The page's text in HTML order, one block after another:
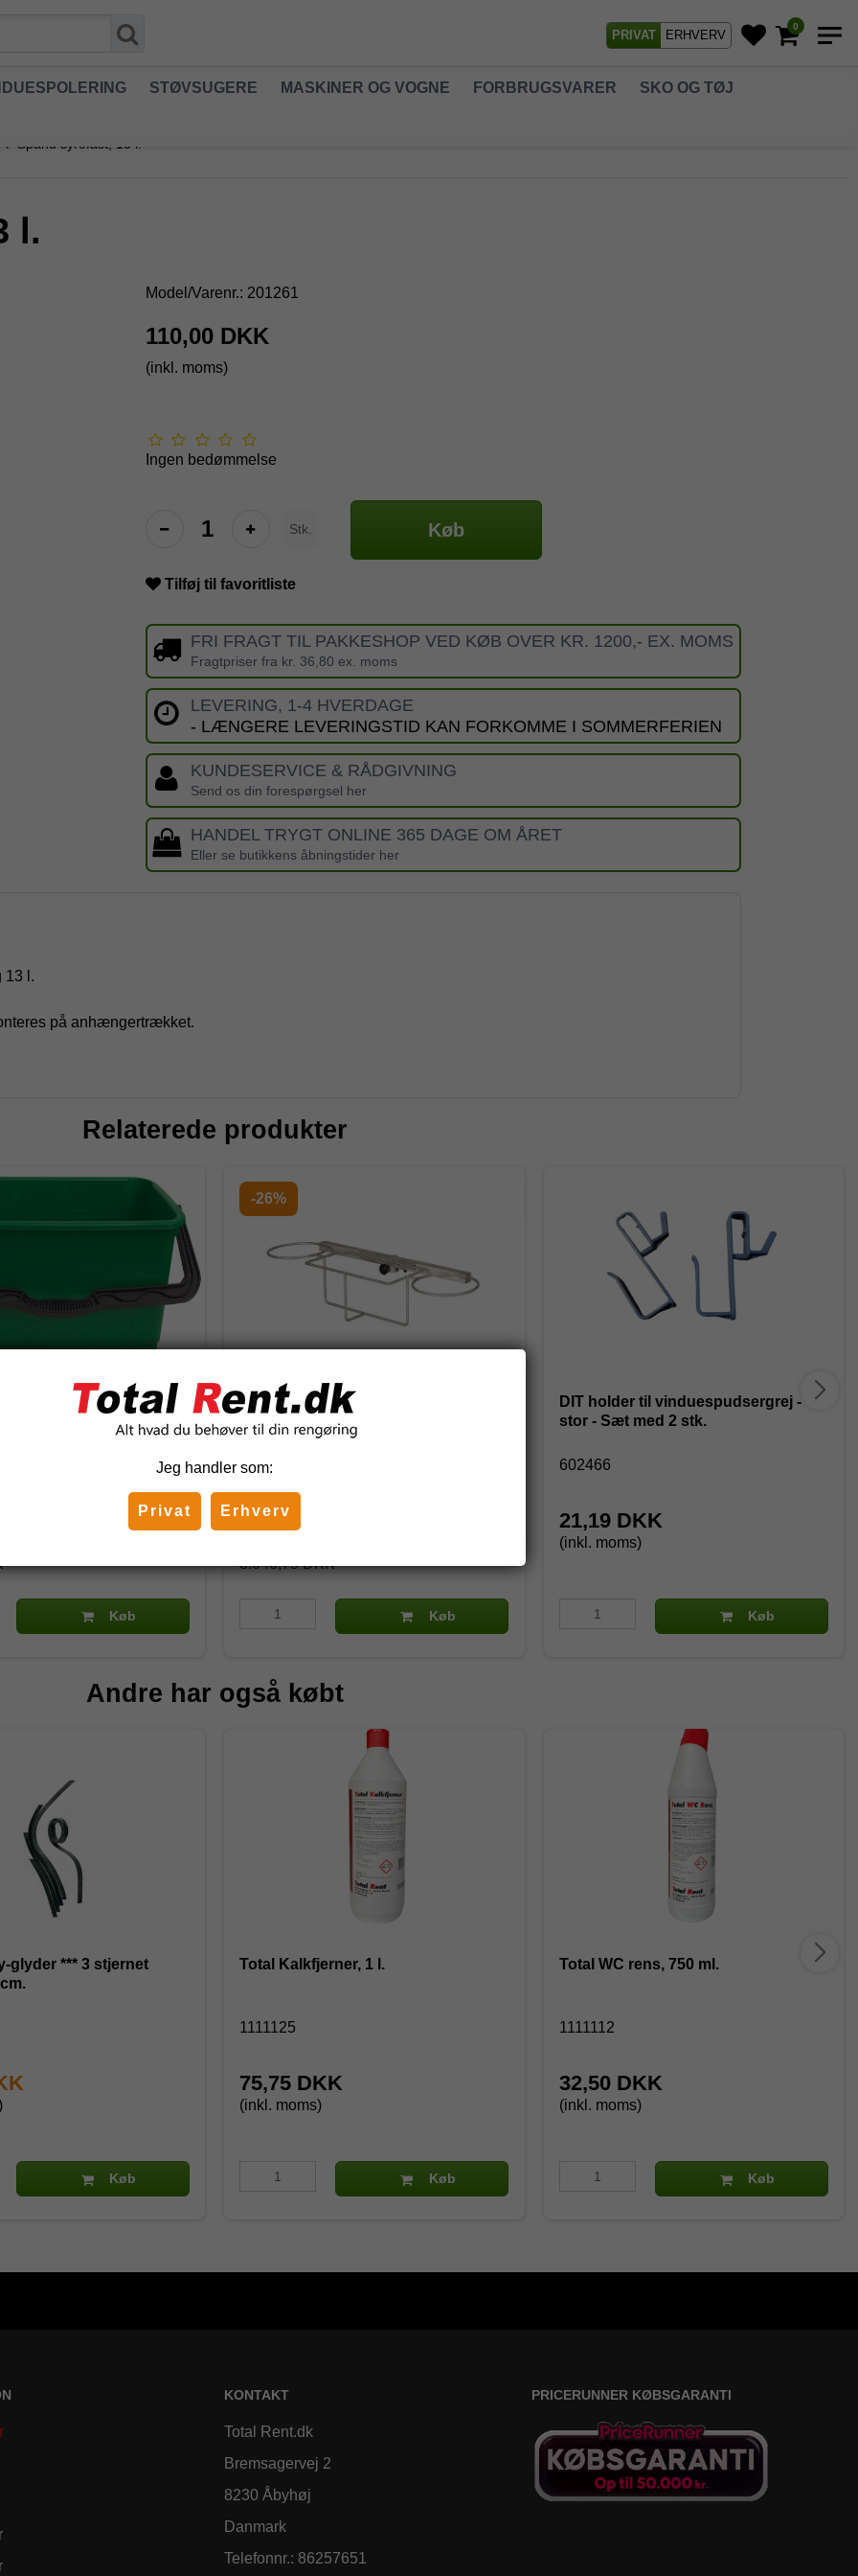
PRIVAT ERHVERV
0
STØVSUGERE MASKINER OG VOGNE FORBRUGSVARER SKO OG TØJ
/ Spand syrefast, 13 l.
l.
Model/Varenr.: 201261
110,00 DKK
(inkl. moms)
Ingen bedømmelse
Stk. Køb
Tilføj til favoritliste
FRI FRAGT TIL PAKKESHOP VED KØB OVER KR. 1200,- EX. MOMS
Fragtpriser fra kr. 36,80 ex. moms
LEVERING, 1-4 HVERDAGE
- LÆNGERE LEVERINGSTID KAN FORKOMME I SOMMERFERIEN
KUNDESERVICE & RÅDGIVNING
Send os din forespørgsel her
HANDEL TRYGT ONLINE 365 DAGE OM ÅRET
Eller se butikkens åbningstider her
13 l.
på anhængertrækket.
Relaterede produkter
grøn, 28 l.
Køb
-26%
Spandeholder til bil 2 runde + 1
firkantet
53081
3.046,75 DKK
2.248,75 DKK
Køb
DIT holder til vinduespudsergrej -
stor - Sæt med 2 stk.
602466
21,19 DKK
(inkl. moms)
Køb
Andre har også købt
*** 3 stjernet
Køb
Total Kalkfjerner, 1 l.
1111125
75,75 DKK
(inkl. moms)
Køb
Total WC rens, 750 ml.
1111112
32,50 DKK
(inkl. moms)
Køb
KONTAKT
Total Rent.dk
Bremsagervej 2
8230 Åbyhøj
Danmark
Telefonnr.: 86257651
PRICERUNNER KØBSGARANTI
Jeg handler som:
Privat Erhverv